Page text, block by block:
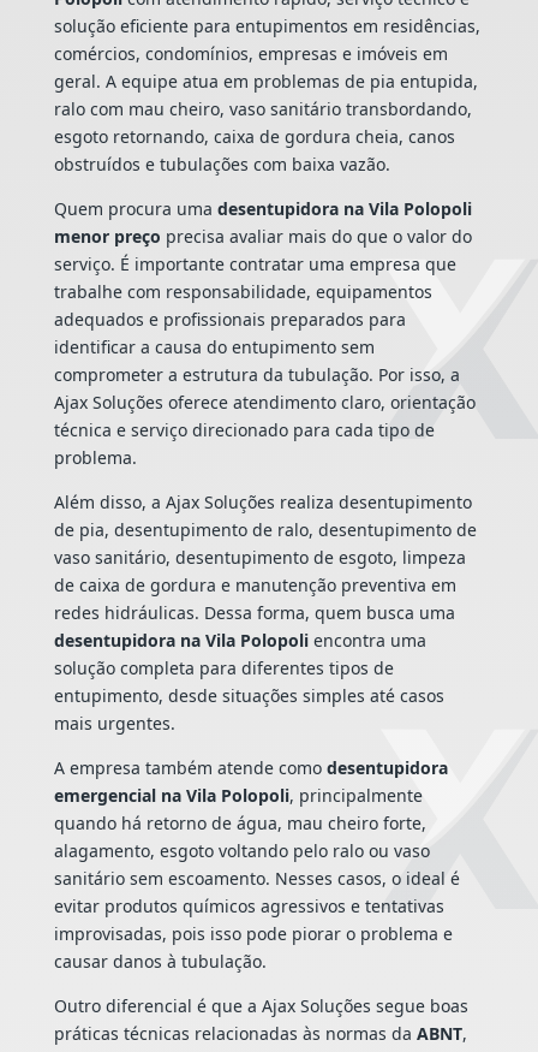
solução eficiente para entupimentos em residências,
comércios, condomínios, empresas e imóveis em
geral. A equipe atua em problemas de pia entupida,
ralo com mau cheiro, vaso sanitário transbordando,
esgoto retornando, caixa de gordura cheia, canos
obstruídos e tubulações com baixa vazão.
Quem procura uma desentupidora na Vila Polopoli
menor preço precisa avaliar mais do que o valor do
serviço. É importante contratar uma empresa que
trabalhe com responsabilidade, equipamentos
adequados e profissionais preparados para
identificar a causa do entupimento sem
comprometer a estrutura da tubulação. Por isso, a
Ajax Soluções oferece atendimento claro, orientação
técnica e serviço direcionado para cada tipo de
problema.
Além disso, a Ajax Soluções realiza desentupimento
de pia, desentupimento de ralo, desentupimento de
vaso sanitário, desentupimento de esgoto, limpeza
de caixa de gordura e manutenção preventiva em
redes hidráulicas. Dessa forma, quem busca uma
desentupidora na Vila Polopoliencontra uma
solução completa para diferentes tipos de
entupimento, desde situações simples até casos
mais urgentes.
A empresa também atende como desentupidora
emergencial na Vila Polopoli, principalmente
quando há retorno de água, mau cheiro forte,
alagamento, esgoto voltando pelo ralo ou vaso
sanitário sem escoamento. Nesses casos, o ideal é
evitar produtos químicos agressivos e tentativas
improvisadas, pois isso pode piorar o problema e
causar danos à tubulação.
Outro diferencial é que a Ajax Soluções segue boas
práticas técnicas relacionadas às normas da ABNT,